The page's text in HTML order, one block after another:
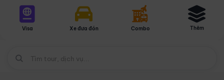
Visa Xe đưa đón Combo Thêm